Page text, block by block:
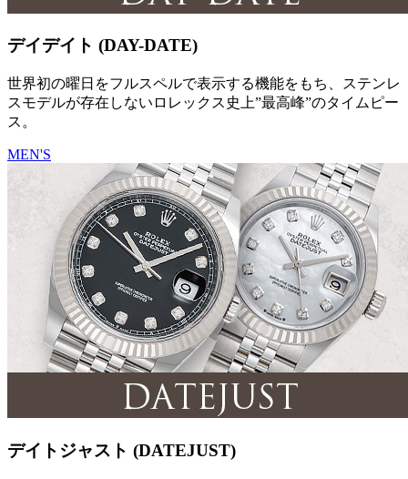
デイデイト (DAY-DATE)
世界初の曜日をフルスペルで表示する機能をもち、ステンレ
スモデルが存在しないロレックス史上”最高峰”のタイムピー
ス。
MEN'S
デイトジャスト (DATEJUST)